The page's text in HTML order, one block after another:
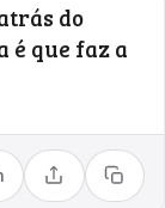
do
é que faz a
Compartilhar
Copiar